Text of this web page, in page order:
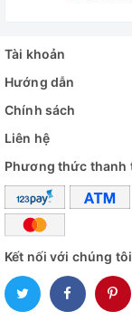
Tài khoản
Hướng dẫn
Chính sách
Liên hệ
Phương thức thanh
Kết nối với chúng tôi